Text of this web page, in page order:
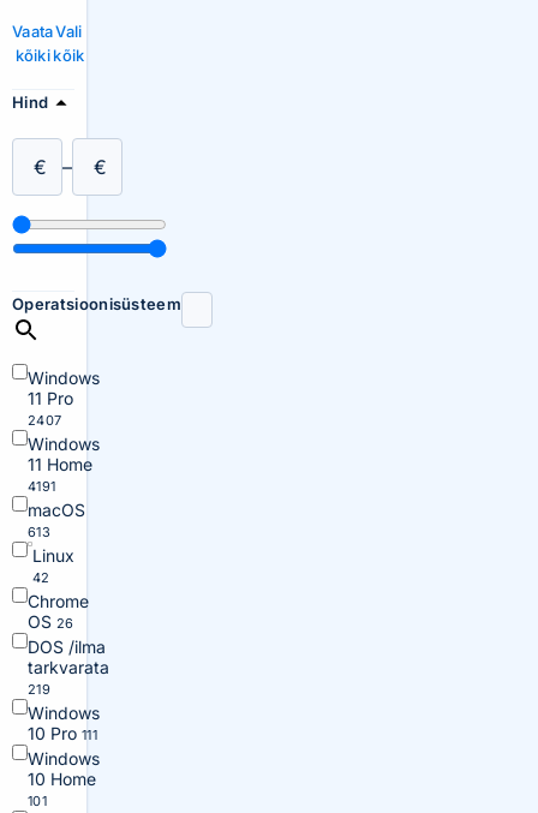
Vaata
kõiki
Vali
kõik
Hind
€ – €
Operatsioonisüsteem
Windows
11 Pro
2407
Windows
11 Home
4191
macOS
613
Linux
42
Chrome
OS 26
DOS /ilma
tarkvarata
219
Windows
10 Pro 111
Windows
10 Home
101